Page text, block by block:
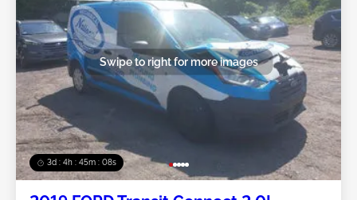
3d : 4h : 45m : 05s
Swipe to right for more images